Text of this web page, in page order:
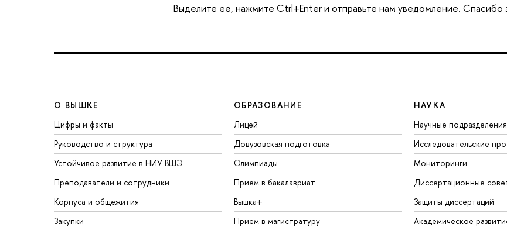
ыделите её, нажмите Ctrl+Enter и отправьте нам уведомление. Спасибо
О ВЫШКЕ
Цифры и факты
Руководство и структура
Устойчивое развитие в НИУ ВШЭ
Преподаватели и сотрудники
Корпуса и общежития
Закупки
ОБРАЗОВАНИЕ
Лицей
Довузовская подготовка
Олимпиады
Прием в бакалавриат
ышка+
Прием в магистратуру
НАУКА
Научные подразделения
Исследовательские
Мониторинги
Диссертационные
Защиты диссертаций
Академическое